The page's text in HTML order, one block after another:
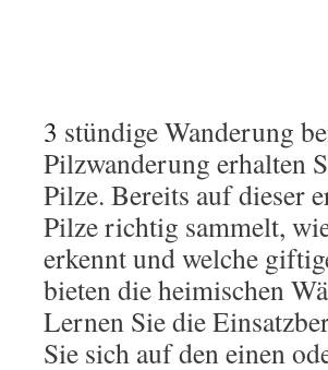
3 stündige Wanderung
Pilzwanderung erhalten
Pilze. Bereits auf dieser
Pilze richtig sammelt,
erkennt und welche
bieten die heimischen
Lernen Sie die
Sie sich auf den einen